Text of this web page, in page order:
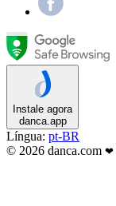
Instale agora
danca.app
Língua: pt-BR
© 2026 danca.com ❤